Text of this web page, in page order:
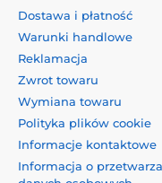
Dostawa i płatność
Warunki handlowe
Reklamacja
Zwrot towaru
Wymiana towaru
Polityka plików cookie
Informacje kontaktowe
Informacja o